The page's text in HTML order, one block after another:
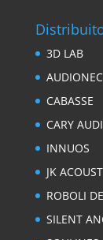
3D LAB
AUDIONEC
CABASSE
CARY
INNUOS
JK
ROBOLI
SILENT